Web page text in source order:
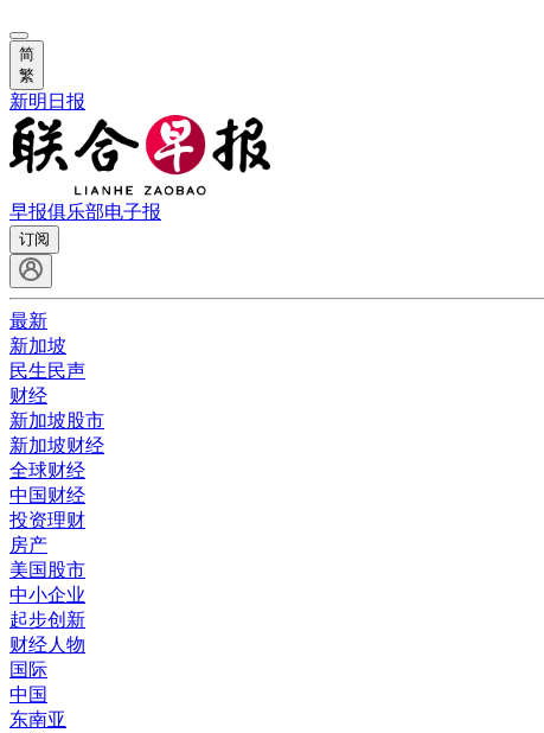
简
繁
新明日报
早报俱乐部电子报
订阅
最新
新加坡
民生民声
财经
新加坡股市
新加坡财经
全球财经
中国财经
投资理财
房产
美国股市
中小企业
起步创新
财经人物
国际
中国
东南亚